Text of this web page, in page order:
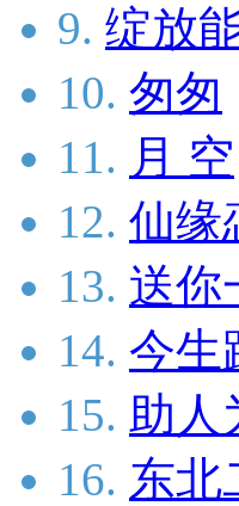
9. 绽放
10. 匆匆
11. 月 空
12. 仙缘
13. 送你
14. 今生
15. 助人
16. 东北